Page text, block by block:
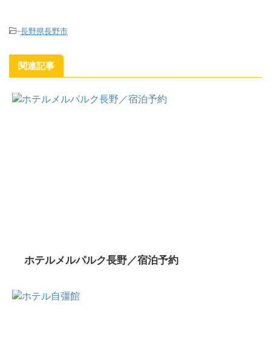
-長野県長野市
関連記事
ホテルメルパルク長野／宿泊予約